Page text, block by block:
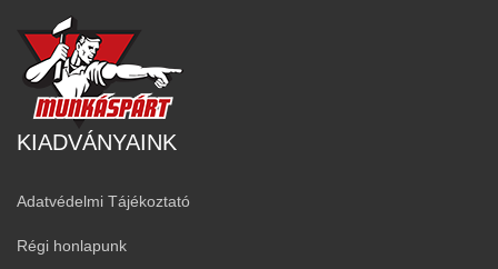
KIADVÁNYAINK
Adatvédelmi Tájékoztató
Régi honlapunk